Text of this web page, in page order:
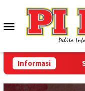
konten
Menu
Mobile
Informasi